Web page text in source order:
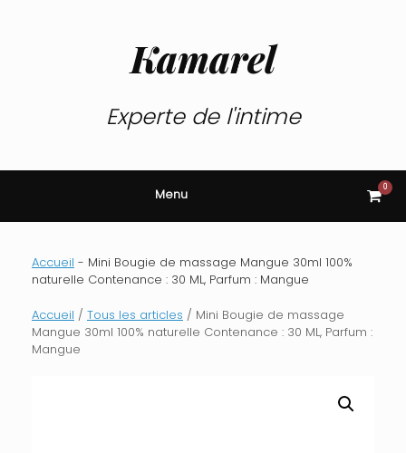
Kamarel
Experte de l'intime
Menu View
cart
0
Accueil - Mini Bougie de massage Mangue 30ml 100%
naturelle Contenance : 30 ML, Parfum : Mangue
Accueil / Tous les articles / Mini Bougie de massage
Mangue 30ml 100% naturelle Contenance : 30 ML, Parfum :
Mangue